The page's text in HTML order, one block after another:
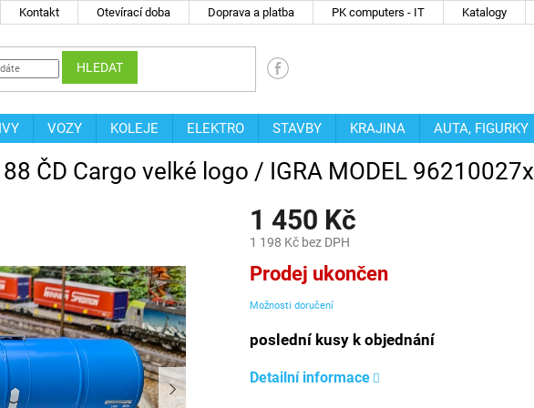
Kontakt Otevírací doba Doprava a platba PK computers - IT Katalogy
HLEDAT
VOZY KOLEJE ELEKTRO STAVBY KRAJINA AUTA, FIGURKY
ČD Cargo velké logo / IGRA MODEL 96210027x
1 450 Kč
1 198 Kč bez DPH
Měrná
cena:
Prodej ukončen
Možnosti doručení
poslední kusy k objednání
Detailní informace